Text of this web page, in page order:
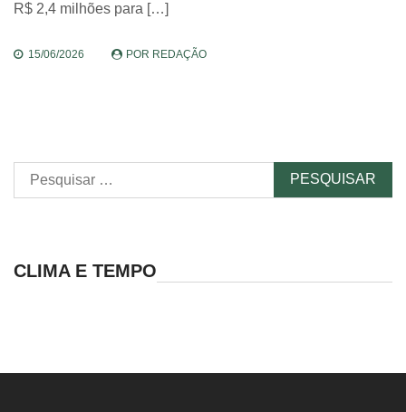
R$ 2,4 milhões para […]
15/06/2026 POR REDAÇÃO
Pesquisar
por:
CLIMA E TEMPO